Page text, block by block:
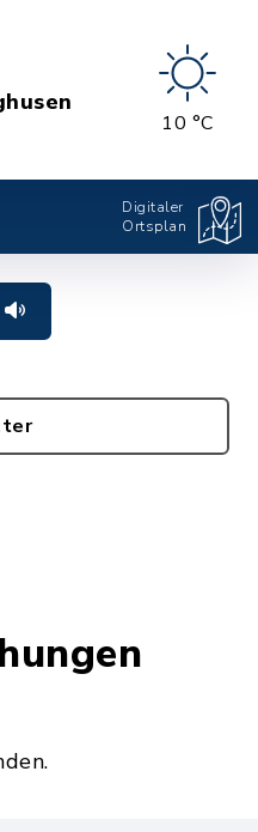
10 °C
Digitaler
Ortsplan